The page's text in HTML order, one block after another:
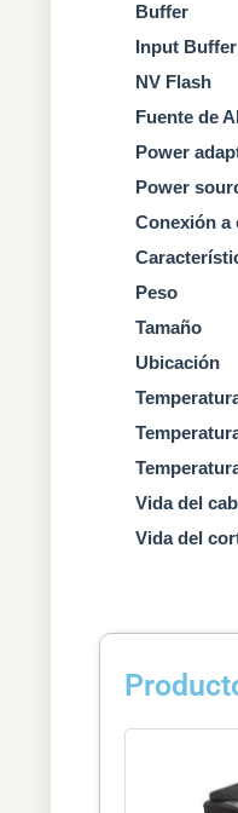
Buffer
Input Buffer
NV Flash
Fuente de
Power
Power
Conexión a
Peso
Tamaño
Ubicación
Vida del
Vida del